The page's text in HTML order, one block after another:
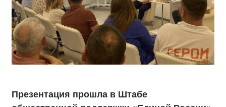
Презентация прошла в Штабе